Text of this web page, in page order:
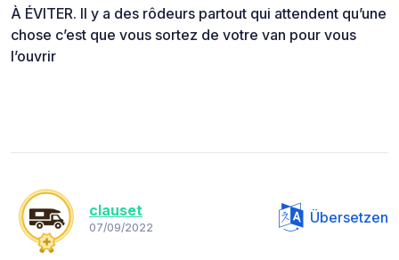
À ÉVITER. Il y a des rôdeurs partout qui attendent qu’une
chose c’est que vous sortez de votre van pour vous
l’ouvrir
clauset
07/09/2022
Übersetzen